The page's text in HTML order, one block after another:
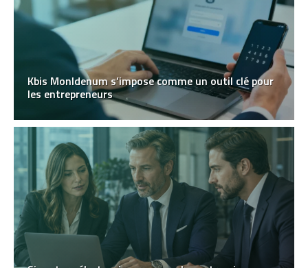
Kbis MonIdenum s’impose comme un outil clé pour
les entrepreneurs